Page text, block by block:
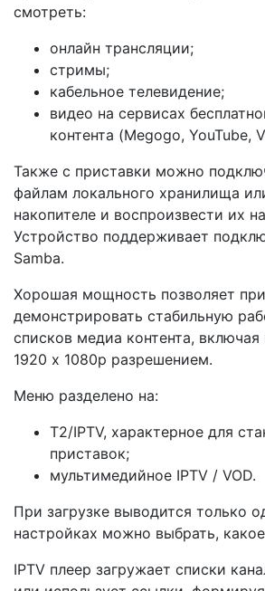
смотреть:
онлайн трансляции;
стримы;
кабельное телевидение;
видео на сервисах
контента (Megogo, YouTube,
Также с приставки можно
файлам локального хранилища
накопителе и воспроизвести их
Устройство поддерживает
Samba.
Хорошая мощность позволяет
демонстрировать стабильную
списков медиа контента,
1920 х 1080p разрешением.
Меню разделено на:
Т2/IPTV, характерное для
приставок;
мультимедийное IPTV / VOD.
При загрузке выводится только
настройках можно выбрать,
IPTV плеер загружает списки